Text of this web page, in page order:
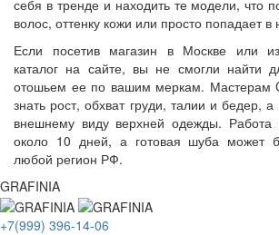
себя в тренде и находить те модели, что
волос, оттенку кожи или просто попадает в
Если посетив магазин в Москве или
каталог на сайте, вы не смогли найти
отошьем ее по вашим меркам. Мастерам
знать рост, обхват груди, талии и бедер,
внешнему виду верхней одежды.
около 10 дней, а готовая шуба может
любой регион РФ.
GRAFINIA
+7(999) 396-14-06